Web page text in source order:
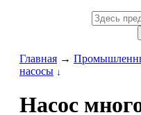
Главная →
насосы ↓
Насос